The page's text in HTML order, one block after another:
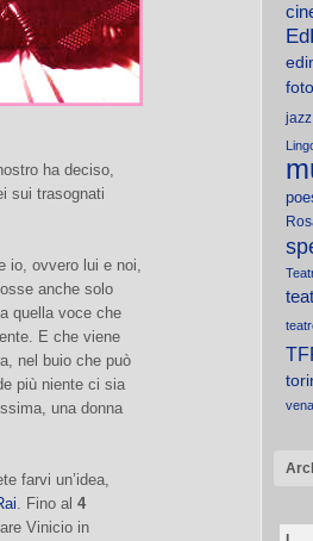
ha deciso,
sui trasognati
io, ovvero lui e noi,
anche solo
quella voce che
E che viene
nel buio che può
più niente ci sia
una donna
farvi un’idea,
. Fino al 4
Vinicio in
jazz